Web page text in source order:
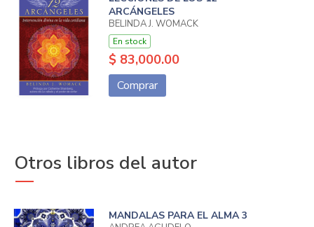
ARCÁNGELES
BELINDA J. WOMACK
En stock
$ 83,000.00
Comprar
Otros libros del autor
MANDALAS PARA EL ALMA 3